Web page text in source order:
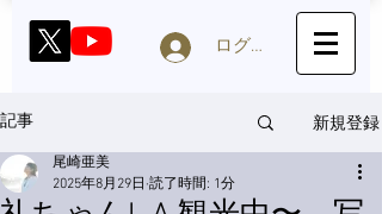
ログイン
記事 新規登録
尾崎亜美
2025年8月29日 読了時間: 1分